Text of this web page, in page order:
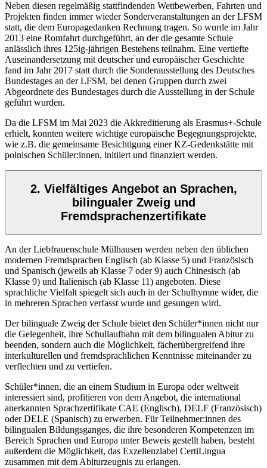
Neben diesen regelmäßig stattfindenden Wettbewerben, Fahrten und
Projekten finden immer wieder Sonderveranstaltungen an der LFSM
statt, die dem Europagedanken Rechnung tragen. So wurde im Jahr
2013 eine Romfahrt durchgeführt, an der die gesamte Schule
anlässlich ihres 125ig-jährigen Bestehens teilnahm. Eine vertiefte
Auseinandersetzung mit deutscher und europäischer Geschichte
fand im Jahr 2017 statt durch die Sonderausstellung des Deutsches
Bundestages an der LFSM, bei denen Gruppen durch zwei
Abgeordnete des Bundestages durch die Ausstellung in der Schule
geführt wurden.
Da die LFSM im Mai 2023 die Akkreditierung als Erasmus+-Schule
erhielt, konnten weitere wichtige europäische Begegnungsprojekte,
wie z.B. die gemeinsame Besichtigung einer KZ-Gedenkstätte mit
polnischen Schüler:innen, initiiert und finanziert werden.
2. Vielfältiges Angebot an Sprachen,
bilingualer Zweig und
Fremdsprachenzertifikate
An der Liebfrauenschule Mülhausen werden neben den üblichen
modernen Fremdsprachen Englisch (ab Klasse 5) und Französisch
und Spanisch (jeweils ab Klasse 7 oder 9) auch Chinesisch (ab
Klasse 9) und Italienisch (ab Klasse 11) angeboten. Diese
sprachliche Vielfalt spiegelt sich auch in der Schulhymne wider, die
in mehreren Sprachen verfasst wurde und gesungen wird.
Der bilinguale Zweig der Schule bietet den Schüler*innen nicht nur
die Gelegenheit, ihre Schullaufbahn mit dem bilingualen Abitur zu
beenden, sondern auch die Möglichkeit, fächerübergreifend ihre
interkulturellen und fremdsprachlichen Kenntnisse miteinander zu
verflechten und zu vertiefen.
Schüler*innen, die an einem Studium in Europa oder weltweit
interessiert sind, profitieren von dem Angebot, die international
anerkannten Sprachzertifikate CAE (Englisch), DELF (Französisch)
oder DELE (Spanisch) zu erwerben. Für Teilnehmer:innen des
bilingualen Bildungsganges, die ihre besonderen Kompetenzen im
Bereich Sprachen und Europa unter Beweis gestellt haben, besteht
außerdem die Möglichkeit, das Exzellenzlabel CertiLingua
zusammen mit dem Abiturzeugnis zu erlangen.